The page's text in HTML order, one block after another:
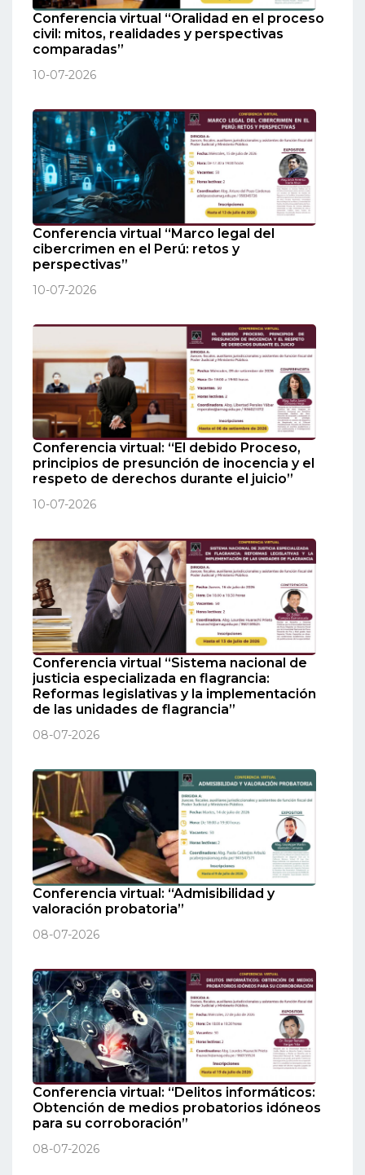
Conferencia virtual “Oralidad en el proceso
civil: mitos, realidades y perspectivas
comparadas”
10-07-2026
Conferencia virtual “Marco legal del
cibercrimen en el Perú: retos y
perspectivas”
10-07-2026
Conferencia virtual: “El debido Proceso,
principios de presunción de inocencia y el
respeto de derechos durante el juicio”
10-07-2026
Conferencia virtual “Sistema nacional de
justicia especializada en flagrancia:
Reformas legislativas y la implementación
de las unidades de flagrancia”
08-07-2026
Conferencia virtual: “Admisibilidad y
valoración probatoria”
08-07-2026
Conferencia virtual: “Delitos informáticos:
Obtención de medios probatorios idóneos
para su corroboración”
08-07-2026